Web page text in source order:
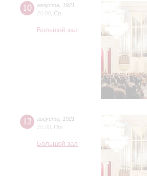
10 августа
1921
20:00 Ср
Большой зал
12 августа
1921
20:00 Пт
Большой зал